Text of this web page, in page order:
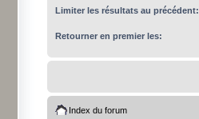
Limiter les résultats au précédent:
Retourner en premier les:
Index du forum